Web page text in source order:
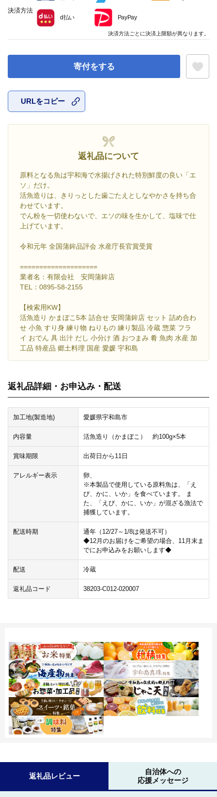
寄付をする
URLをコピー
返礼品について
原料となる魚は宇和海で水揚げされた特別鮮度の良い「エ
ソ」だけ。
活魚造りは、きりっとした歯ごたえとしなやかさを持ち合
わせています。
でん粉を一切使わないで、エソの味を生かして、塩味で仕
上げています。
令和元年 全国蒲鉾品評会 水産庁長官賞受賞
====================
業者名：有限会社 安岡蒲鉾店
TEL：0895-58-2155
【検索用KW】
活魚造り かまぼこ5本 詰合せ 安岡蒲鉾店 セット 詰め合わ
せ 小魚 すり身 練り物 ねりもの 練り製品 冷蔵 惣菜 フラ
イ おでん 具 出汁 だし 小分け 酒 おつまみ 肴 魚肉 水産 加
工品 特産品 郷土料理 国産 愛媛 宇和島
返礼品詳細・お申込み・配送
加工地(製造地) 愛媛県宇和島市
内容量 活魚造り（かまぼこ） 約100g×5本
賞味期限 出荷日から11日
アレルギー表示
卵、
※本製品で使用している原料魚は、「え
び、かに、いか」を食べています。 ま
た、「えび、かに、いか」が混ざる漁法で
捕獲しています。
配送時期
通年（12/27～1/8は発送不可）
◆12月のお届けをご希望の場合、11月末ま
でにお申込みをお願いします◆
配送 冷蔵
返礼品コード 38203-C012-020007
決済方法
d払い PayPay
決済方法ごとに決済上限額が異なります。
返礼品レビュー
自治体への
応援メッセージ